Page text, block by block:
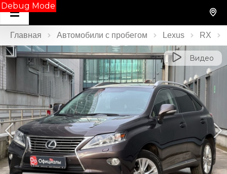
Debug Mode
Главная Автомобили с пробегом Lexus RX
Видео